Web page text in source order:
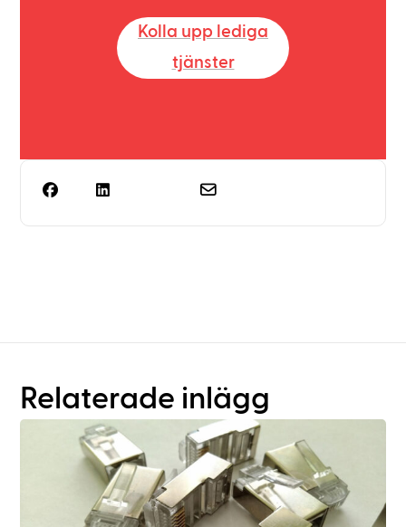
Kolla upp lediga
tjänster
Relaterade inlägg